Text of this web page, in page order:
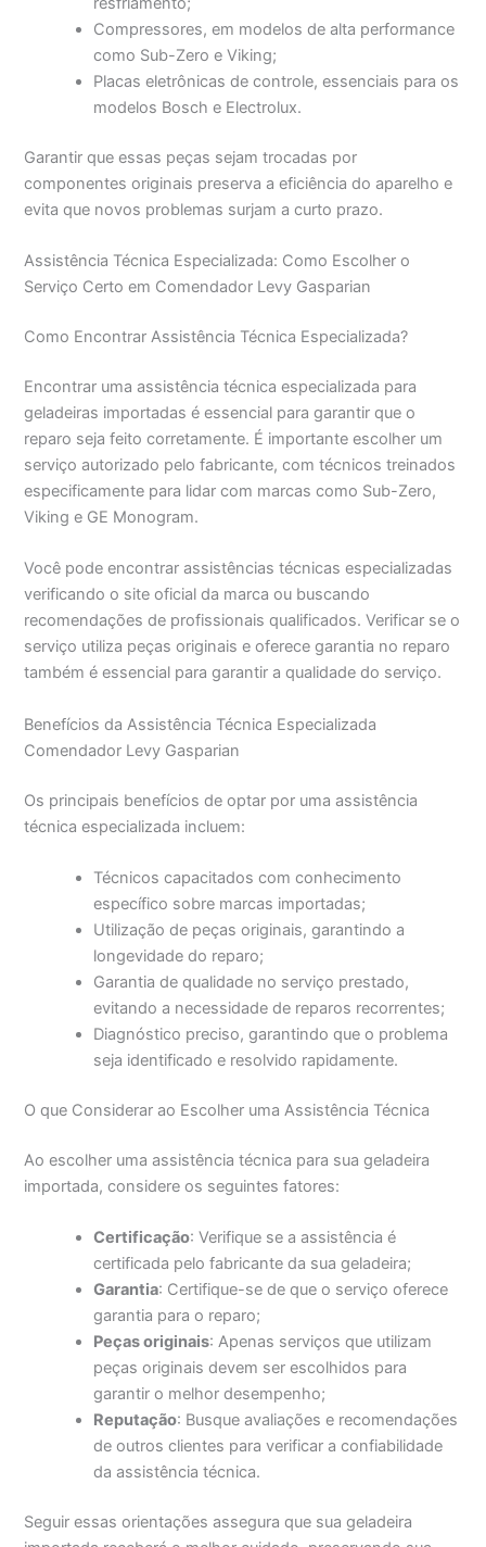
Compressores, em modelos de alta performance
como Sub-Zero e Viking;
Placas eletrônicas de controle, essenciais para os
modelos Bosch e Electrolux.
Garantir que essas peças sejam trocadas por
componentes originais preserva a eficiência do aparelho e
evita que novos problemas surjam a curto prazo.
Assistência Técnica Especializada: Como Escolher o
Serviço Certo em Comendador Levy Gasparian
Como Encontrar Assistência Técnica Especializada?
Encontrar uma assistência técnica especializada para
geladeiras importadas é essencial para garantir que o
reparo seja feito corretamente. É importante escolher um
serviço autorizado pelo fabricante, com técnicos treinados
especificamente para lidar com marcas como Sub-Zero,
Viking e GE Monogram.
Você pode encontrar assistências técnicas especializadas
verificando o site oficial da marca ou buscando
recomendações de profissionais qualificados. Verificar se o
serviço utiliza peças originais e oferece garantia no reparo
também é essencial para garantir a qualidade do serviço.
Benefícios da Assistência Técnica Especializada
Comendador Levy Gasparian
Os principais benefícios de optar por uma assistência
técnica especializada incluem:
Técnicos capacitados com conhecimento
específico sobre marcas importadas;
Utilização de peças originais, garantindo a
longevidade do reparo;
Garantia de qualidade no serviço prestado,
evitando a necessidade de reparos recorrentes;
Diagnóstico preciso, garantindo que o problema
seja identificado e resolvido rapidamente.
O que Considerar ao Escolher uma Assistência Técnica
Ao escolher uma assistência técnica para sua geladeira
importada, considere os seguintes fatores:
Certificação: Verifique se a assistência é
certificada pelo fabricante da sua geladeira;
Garantia: Certifique-se de que o serviço oferece
garantia para o reparo;
Peças originais: Apenas serviços que utilizam
peças originais devem ser escolhidos para
garantir o melhor desempenho;
Reputação: Busque avaliações e recomendações
de outros clientes para verificar a confiabilidade
da assistência técnica.
Seguir essas orientações assegura que sua geladeira